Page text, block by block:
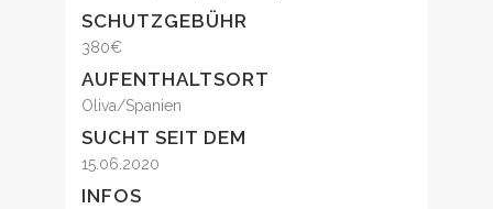
SCHUTZGEBÜHR
380€
AUFENTHALTSORT
Oliva/Spanien
SUCHT SEIT DEM
15.06.2020
INFOS